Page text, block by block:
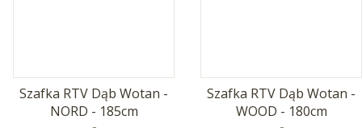
Szafka RTV Dąb Wotan -
NORD - 185cm
Szafka RTV Dąb Wotan -
WOOD - 180cm